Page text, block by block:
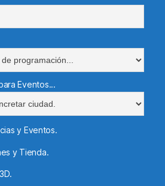
Eventos...
y Eventos.
y Tienda.